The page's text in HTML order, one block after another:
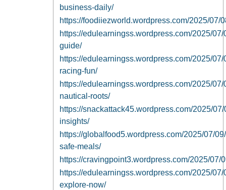
business-daily/
https://foodiiezworld.wordpress.com/2025/
https://edulearningss.wordpress.com/2025/
guide/
https://edulearningss.wordpress.com/2025/
racing-fun/
https://edulearningss.wordpress.com/2025/
nautical-roots/
https://snackattack45.wordpress.com/2025/
insights/
https://globalfood5.wordpress.com/2025/07/
safe-meals/
https://cravingpoint3.wordpress.com/2025/
https://edulearningss.wordpress.com/2025/
explore-now/